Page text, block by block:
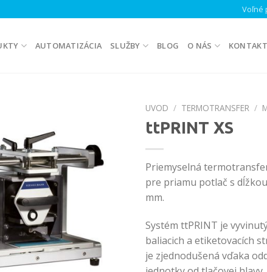
Voľné
AUTOMATIZÁCIA SLUŽBY BLOG O NÁS
UVOD / TERMOTRANSFER /
ttPRINT XS
Priemyselná
pre priamu potlač s
mm.
Systém ttPRINT je
baliacich a etiketovacích
je zjednodušená vďaka